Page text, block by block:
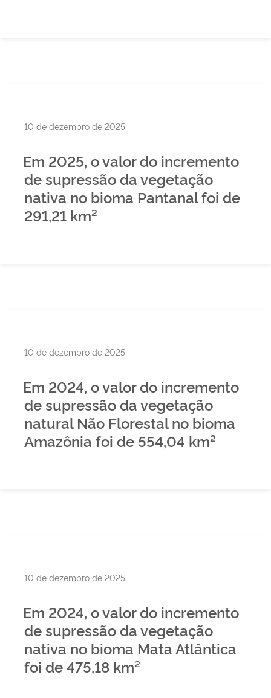
Publicado
10 de dezembro de 2025
Em 2025, o valor do incremento
de supressão da vegetação
nativa no bioma Pantanal foi de
291,21 km²
Publicado
10 de dezembro de 2025
Em 2024, o valor do incremento
de supressão da vegetação
natural Não Florestal no bioma
Amazônia foi de 554,04 km²
Publicado
10 de dezembro de 2025
Em 2024, o valor do incremento
de supressão da vegetação
nativa no bioma Mata Atlântica
foi de 475,18 km²